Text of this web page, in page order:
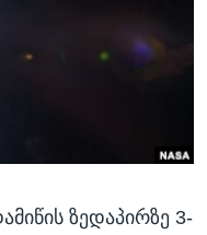
ზედაპირზე 3-